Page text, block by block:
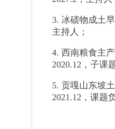
3. 冰碛物成土
主持人；
4. 西南粮食主
2020.12，子课
5. 贡嘎山东坡
2021.12，课题